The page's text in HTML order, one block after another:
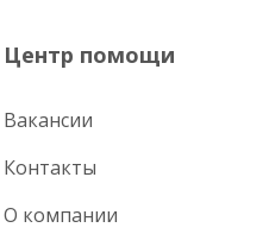
Центр помощи
Вакансии
Контакты
О компании